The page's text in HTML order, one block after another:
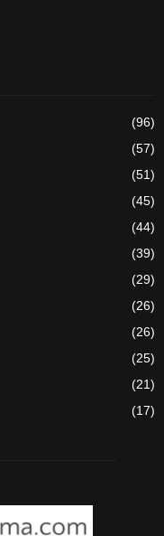
(96)
(57)
(51)
(45)
(44)
(39)
(29)
(26)
(26)
(25)
(21)
(17)